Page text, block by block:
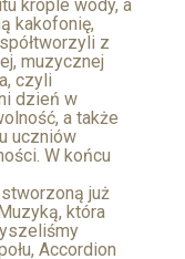
krople wody, a
kakofonię,
z
muzycznej
czyli
dzień w
a także
uczniów
W końcu
już
która
Accordion